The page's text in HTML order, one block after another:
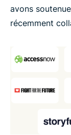
avons
récemment